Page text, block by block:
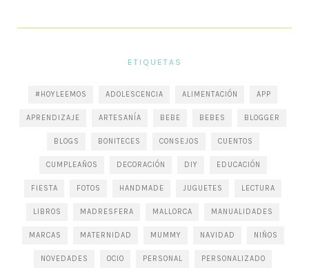
ETIQUETAS
#HOYLEEMOS ADOLESCENCIA ALIMENTACIÓN APP
APRENDIZAJE ARTESANÍA BEBE BEBES BLOGGER
BLOGS BONITECES CONSEJOS CUENTOS
CUMPLEAÑOS DECORACIÓN DIY EDUCACIÓN
FIESTA FOTOS HANDMADE JUGUETES LECTURA
LIBROS MADRESFERA MALLORCA MANUALIDADES
MARCAS MATERNIDAD MUMMY NAVIDAD NIÑOS
NOVEDADES OCIO PERSONAL PERSONALIZADO